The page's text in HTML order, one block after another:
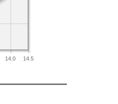
14.0 14.5